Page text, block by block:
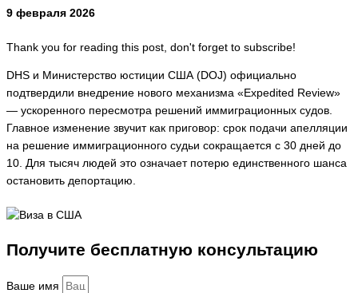
9 февраля 2026
Thank you for reading this post, don't forget to subscribe!
DHS и Министерство юстиции США (DOJ) официально
подтвердили внедрение нового механизма «Expedited Review»
— ускоренного пересмотра решений иммиграционных судов.
Главное изменение звучит как приговор: срок подачи апелляции
на решение иммиграционного судьи сокращается с 30 дней до
10. Для тысяч людей это означает потерю единственного шанса
остановить депортацию.
Получите бесплатную консультацию
Ваше имя